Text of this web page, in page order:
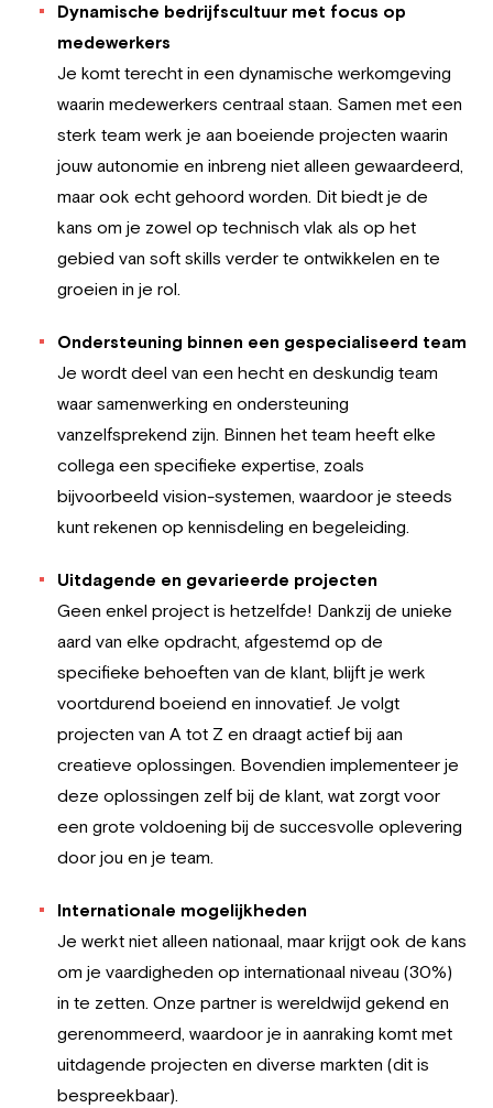
Dynamische bedrijfscultuur met focus op
medewerkers
Je komt terecht in een dynamische werkomgeving
waarin medewerkers centraal staan. Samen met een
sterk team werk je aan boeiende projecten waarin
jouw autonomie en inbreng niet alleen gewaardeerd,
maar ook echt gehoord worden. Dit biedt je de
kans om je zowel op technisch vlak als op het
gebied van soft skills verder te ontwikkelen en te
groeien in je rol.
Ondersteuning binnen een gespecialiseerd team
Je wordt deel van een hecht en deskundig team
waar samenwerking en ondersteuning
vanzelfsprekend zijn. Binnen het team heeft elke
collega een specifieke expertise, zoals
bijvoorbeeld vision-systemen, waardoor je steeds
kunt rekenen op kennisdeling en begeleiding.
Uitdagende en gevarieerde projecten
Geen enkel project is hetzelfde! Dankzij de unieke
aard van elke opdracht, afgestemd op de
specifieke behoeften van de klant, blijft je werk
voortdurend boeiend en innovatief. Je volgt
projecten van A tot Z en draagt actief bij aan
creatieve oplossingen. Bovendien implementeer je
deze oplossingen zelf bij de klant, wat zorgt voor
een grote voldoening bij de succesvolle oplevering
door jou en je team.
Internationale mogelijkheden
Je werkt niet alleen nationaal, maar krijgt ook de kans
om je vaardigheden op internationaal niveau (30%)
in te zetten. Onze partner is wereldwijd gekend en
gerenommeerd, waardoor je in aanraking komt met
uitdagende projecten en diverse markten (dit is
bespreekbaar).